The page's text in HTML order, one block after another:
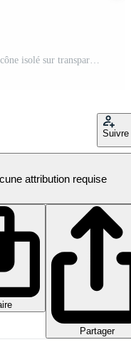
double manette clipart plat conception icône isolé sur transparent arrière-plan, 3d rendre divertissement et jeu concept PNG Pro
Suivre
attribution requise
Partager